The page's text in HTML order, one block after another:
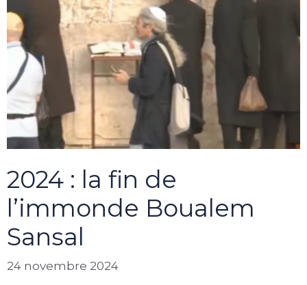
2024 : la fin de
l’immonde Boualem
Sansal
24 novembre 2024